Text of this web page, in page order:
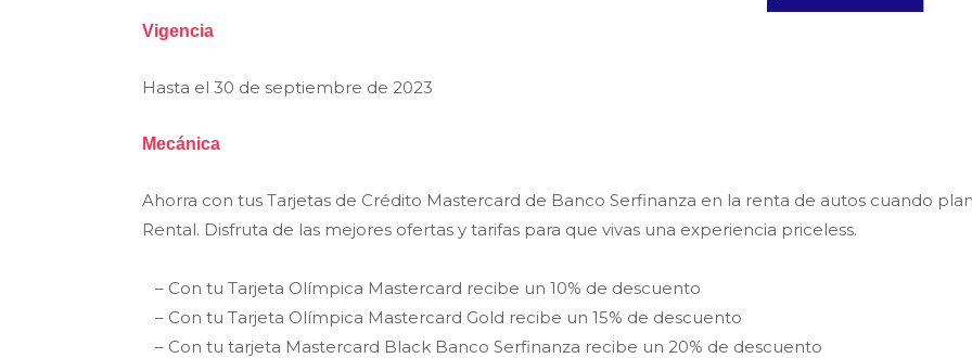
Vigencia
Hasta el 30 de septiembre de 2023
Mecánica
Ahorra con tus Tarjetas de Crédito Mastercard de Banco Serfinanza en la renta de autos cuando
Rental. Disfruta de las mejores ofertas y tarifas para que vivas una experiencia priceless.
– Con tu Tarjeta Olímpica Mastercard recibe un 10% de descuento
– Con tu Tarjeta Olímpica Mastercard Gold recibe un 15% de descuento
– Con tu tarjeta Mastercard Black Banco Serfinanza recibe un 20% de descuento